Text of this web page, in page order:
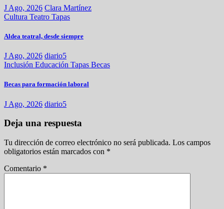
J Ago, 2026 Clara Martínez
Cultura Teatro Tapas
Aldea teatral, desde siempre
J Ago, 2026 diario5
Inclusión Educación Tapas Becas
Becas para formación laboral
J Ago, 2026 diario5
Deja una respuesta
Tu dirección de correo electrónico no será publicada. Los campos
obligatorios están marcados con *
Comentario *